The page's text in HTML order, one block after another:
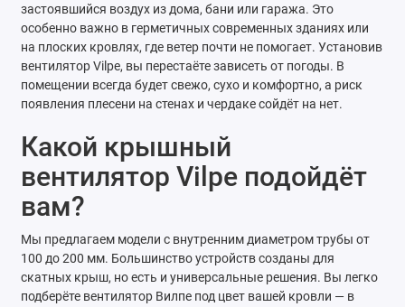
застоявшийся воздух из дома, бани или гаража. Это
особенно важно в герметичных современных зданиях или
на плоских кровлях, где ветер почти не помогает. Установив
вентилятор Vilpe, вы перестаёте зависеть от погоды. В
помещении всегда будет свежо, сухо и комфортно, а риск
появления плесени на стенах и чердаке сойдёт на нет.
Какой крышный
вентилятор Vilpe подойдёт
вам?
Мы предлагаем модели с внутренним диаметром трубы от
100 до 200 мм. Большинство устройств созданы для
скатных крыш, но есть и универсальные решения. Вы легко
подберёте вентилятор Вилпе под цвет вашей кровли — в